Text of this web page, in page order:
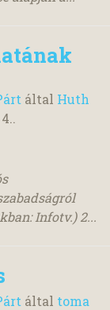
által Huth
.
Infotv.) 2...
által toma